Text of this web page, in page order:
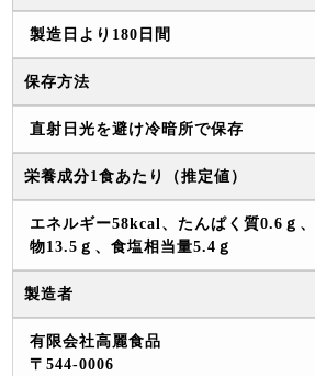
製造日より180日間
保存方法
直射日光を避け冷暗所で保存
栄養成分1食あたり（推定値）
エネルギー58kcal、たんぱく質0.6ｇ
物13.5ｇ、食塩相当量5.4ｇ
製造者
有限会社高麗食品
〒544-0006